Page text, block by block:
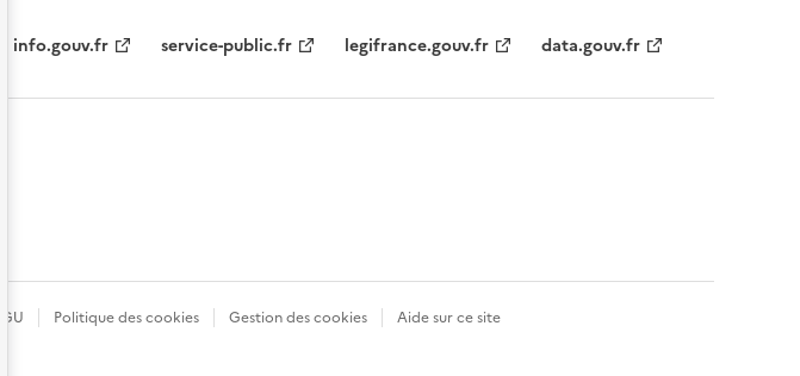
Nos sites partenaires
info.gouv.fr service-public.fr legifrance.gouv.fr data.gouv.fr
CGU Politique des cookies Gestion des cookies Aide sur ce site